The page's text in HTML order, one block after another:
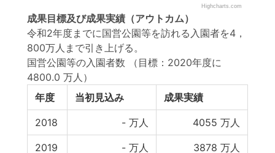
Highcharts.com
成果目標及び成果実績 （アウトカム）
令和2年度までに国営公園等を訪れる入園者を4，
800万人まで引き上げる。
国営公園等の入園者数
（目標：2020年度に
4800.0 万人）
年度
当初見込み 成果実績
2018 - 万人 4055 万人
2019 - 万人 3878 万人